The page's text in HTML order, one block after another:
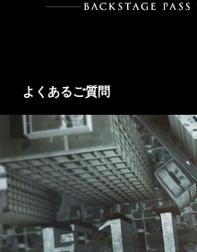
よくあるご質問